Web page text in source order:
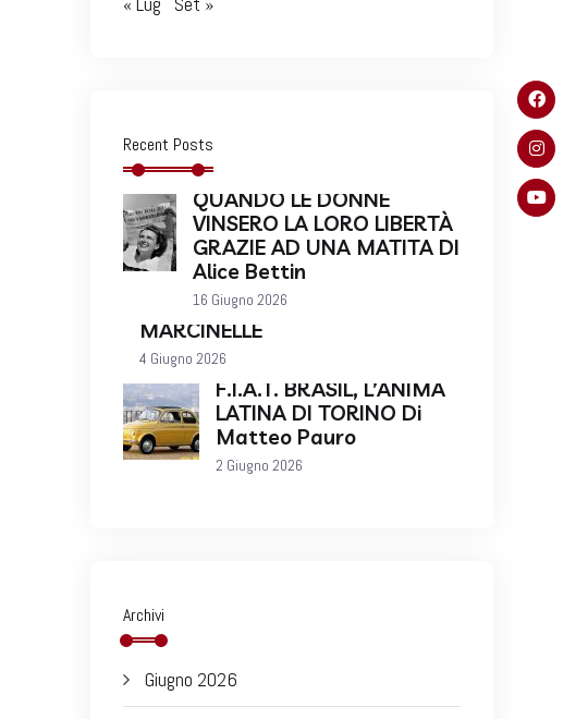
Recent Posts
QUANDO LE DONNE
VINSERO LA LORO LIBERTÀ
GRAZIE AD UNA MATITA DI
Alice Bettin
16 Giugno 2026
MARCINELLE
4 Giugno 2026
F.I.A.T. BRASIL, L’ANIMA
LATINA DI TORINO Di
Matteo Pauro
2 Giugno 2026
Archivi
Giugno 2026